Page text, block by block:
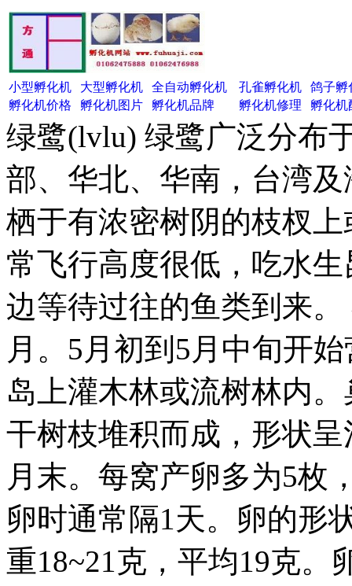
小型孵化机 大型孵化机 全自动孵化机 孔雀孵化机
鸽子孵
孵化机价格
孵化机图片 孵化机品牌 孵化机修理 孵化机
绿鹭(lvlu) 绿鹭广泛分布
部、华北、华南，台湾
栖于有浓密树阴的枝杈
常飞行高度很低，吃水
边等待过往的鱼类到来
月。5月初到5月中旬开
岛上灌木林或流树林内
干树枝堆积而成，形状
月末。每窝产卵多为5枚
卵时通常隔1天。卵的形
重18~21克，平均19克。